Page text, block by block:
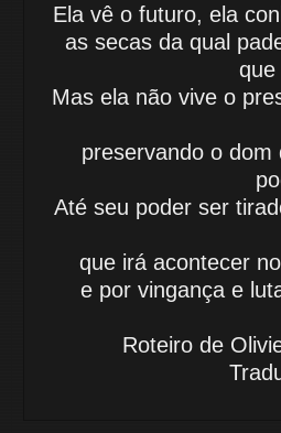
Ela vê o futuro, ela
as secas da qual
que
Mas ela não vive o
preservando o
Até seu poder ser
que irá acontecer
e por vingança e
Roteiro de